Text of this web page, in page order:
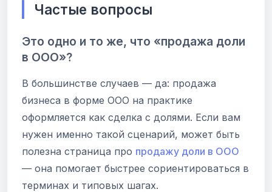
Частые вопросы
Это одно и то же, что «продажа доли
в ООО»?
В большинстве случаев — да: продажа
бизнеса в форме ООО на практике
оформляется как сделка с долями. Если вам
нужен именно такой сценарий, может быть
полезна страница про продажу доли в ООО
— она помогает быстрее сориентироваться в
терминах и типовых шагах.